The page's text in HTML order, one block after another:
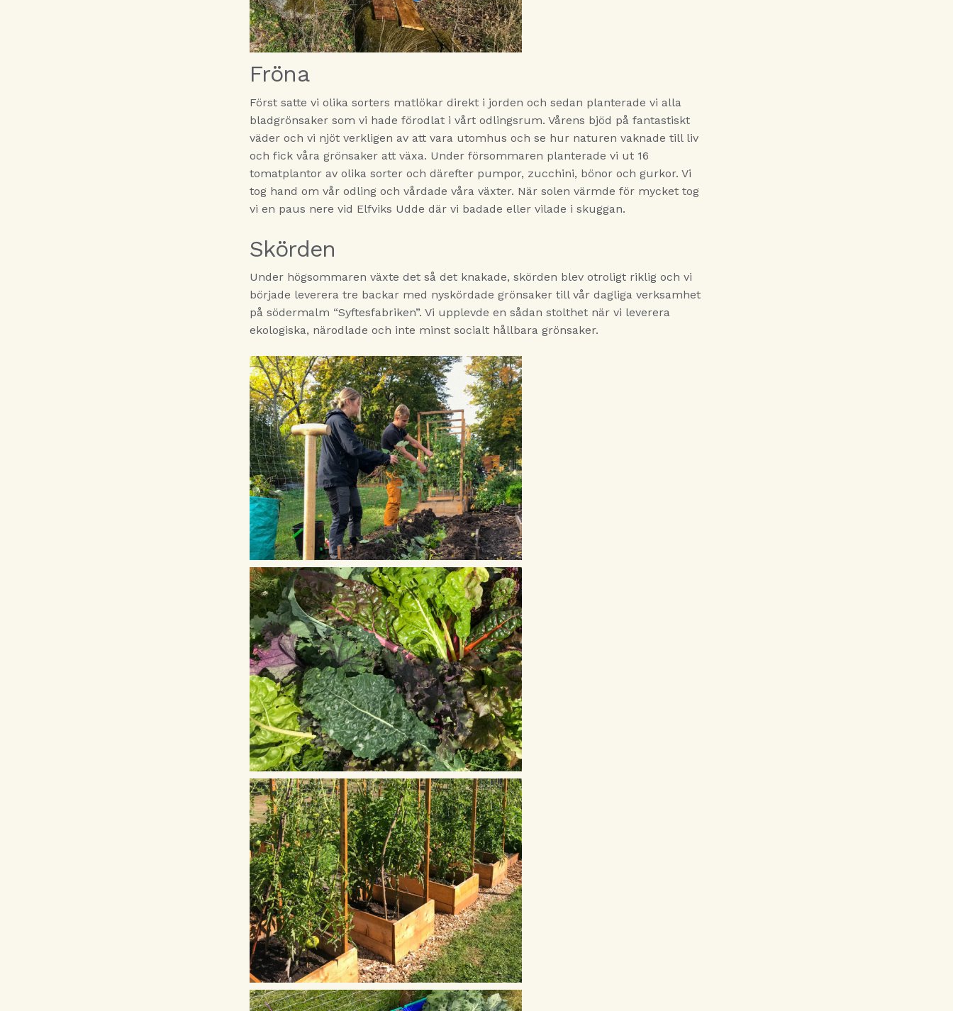
Fröna
Först satte vi olika sorters matlökar direkt i jorden och sedan planterade vi alla
bladgrönsaker som vi hade förodlat i vårt odlingsrum. Vårens bjöd på fantastiskt
väder och vi njöt verkligen av att vara utomhus och se hur naturen vaknade till liv
och fick våra grönsaker att växa. Under försommaren planterade vi ut 16
tomatplantor av olika sorter och därefter pumpor, zucchini, bönor och gurkor. Vi
tog hand om vår odling och vårdade våra växter. När solen värmde för mycket tog
vi en paus nere vid Elfviks Udde där vi badade eller vilade i skuggan.
Skörden
Under högsommaren växte det så det knakade, skörden blev otroligt riklig och vi
började leverera tre backar med nyskördade grönsaker till vår dagliga verksamhet
på södermalm “Syftesfabriken”. Vi upplevde en sådan stolthet när vi leverera
ekologiska, närodlade och inte minst socialt hållbara grönsaker.